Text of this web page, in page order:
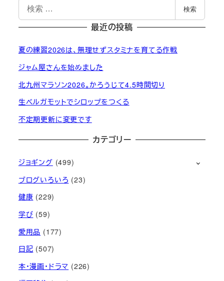
索
検索
最近の投稿
夏の練習2026は、無理せずスタミナを育てる作戦
ジャム屋さんを始めました
北九州マラソン2026。かろうじて4.5時間切り
生ベルガモットでシロップをつくる
不定期更新に変更です
カテゴリー
ジョギング (499)
ブログいろいろ (23)
健康 (229)
学び (59)
愛用品 (177)
日記 (507)
本・漫画・ドラマ (226)